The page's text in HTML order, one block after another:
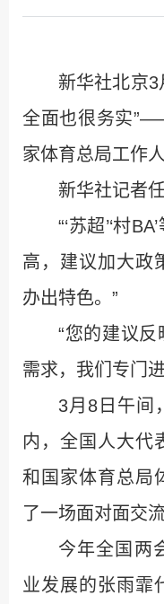
新华社北京3
全面也很务实
家体育总局工作
新华社记者
“‘苏超’‘村
高，建议加大政
办出特色。”
“您的建议
需求，我们专门
3月8日午间
内，全国人大代
和国家体育总局
了一场面对面交流
今年全国两
业发展的张雨霏